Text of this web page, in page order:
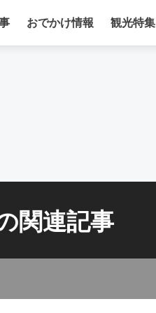
おでかけ情報 観光特集
関連記事